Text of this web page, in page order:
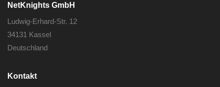
NetKnights GmbH
Ludwig-Erhard-Str. 12
34131 Kassel
Deutschland
Kontakt